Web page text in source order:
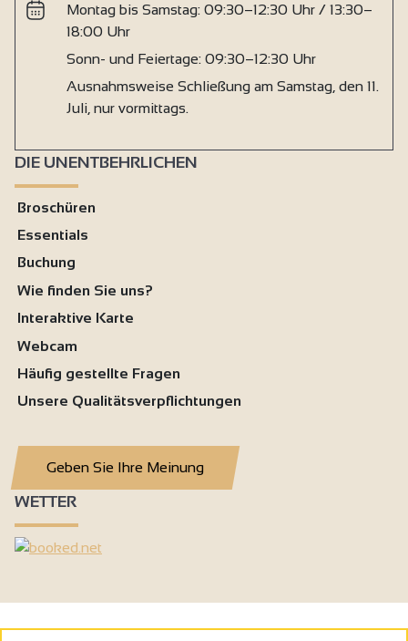
Montag bis Samstag: 09:30–12:30 Uhr / 13:30–
18:00 Uhr
Sonn- und Feiertage: 09:30–12:30 Uhr
Ausnahmsweise Schließung am Samstag, den 11.
Juli, nur vormittags.
DIE UNENTBEHRLICHEN
Broschüren
Essentials
Buchung
Wie finden Sie uns?
Interaktive Karte
Webcam
Häufig gestellte Fragen
Unsere Qualitätsverpflichtungen
Geben Sie Ihre Meinung
WETTER